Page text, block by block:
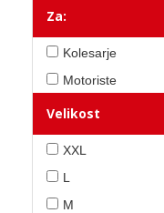
Za:
Kolesarje
Motoriste
Velikost
XXL
L
M